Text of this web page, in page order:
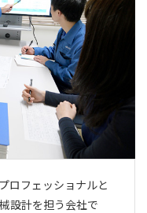
ロフェッショナルと
設計を担う会社で